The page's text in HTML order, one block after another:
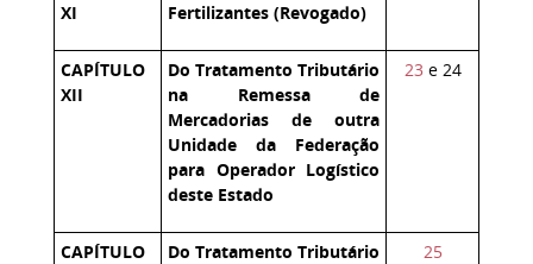
XI
Fertilizantes (Revogado)
CAPÍTULO
XII
Do Tratamento Tributário
na Remessa de
Mercadorias de outra
Unidade da Federação
para Operador Logístico
deste Estado
23 e 24
CAPÍTULO
Do Tratamento Tributário
25